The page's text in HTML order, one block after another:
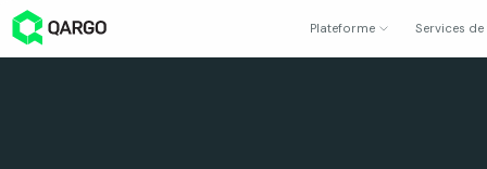
Plateforme Services